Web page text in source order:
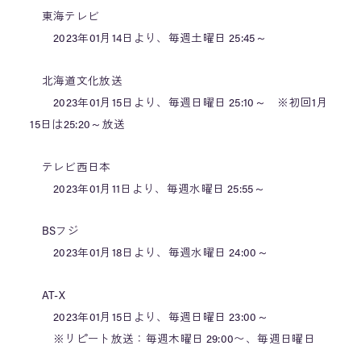
東海テレビ
2023年01月14日より、毎週土曜日 25:45～
北海道文化放送
2023年01月15日より、毎週日曜日 25:10～ ※初回1月
15日は25:20～放送
テレビ西日本
2023年01月11日より、毎週水曜日 25:55～
BSフジ
2023年01月18日より、毎週水曜日 24:00～
AT-X
2023年01月15日より、毎週日曜日 23:00～
※リピート放送：毎週木曜日 29:00〜、毎週日曜日